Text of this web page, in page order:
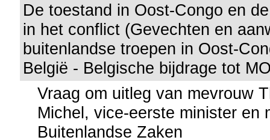
De toestand in Oost-Congo en
in het conflict (Gevechten en
buitenlandse troepen in Oost-
België - Belgische bijdrage tot
Vraag om uitleg van mevrouw
Michel, vice-eerste minister en
Buitenlandse Zaken